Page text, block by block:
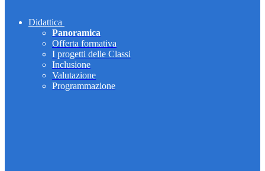
Didattica
Panoramica
Offerta formativa
I progetti delle Classi
Inclusione
Valutazione
Programmazione